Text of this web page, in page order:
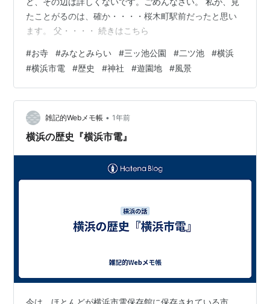
たことがるのは、確か・・・・桜木町駅前だったと思い
ます。 父・・・・ 続きはこちら
#お寺 #みなとみらい #三ッ池公園 #二ツ池 #横浜
#横浜市電 #歴史 #神社 #遊園地 #風景
雑記的Webメモ帳 • 1年前
横浜の歴史『横浜市電』
今は、ほとんどが横浜市電保存館に保存されている市